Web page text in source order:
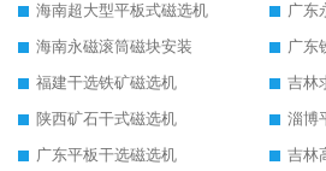
海南超大型平板式磁选机
广东
海南永磁滚筒磁块安装
广东
福建干选铁矿磁选机
吉林
陕西矿石干式磁选机
淄博
广东平板干选磁选机
吉林